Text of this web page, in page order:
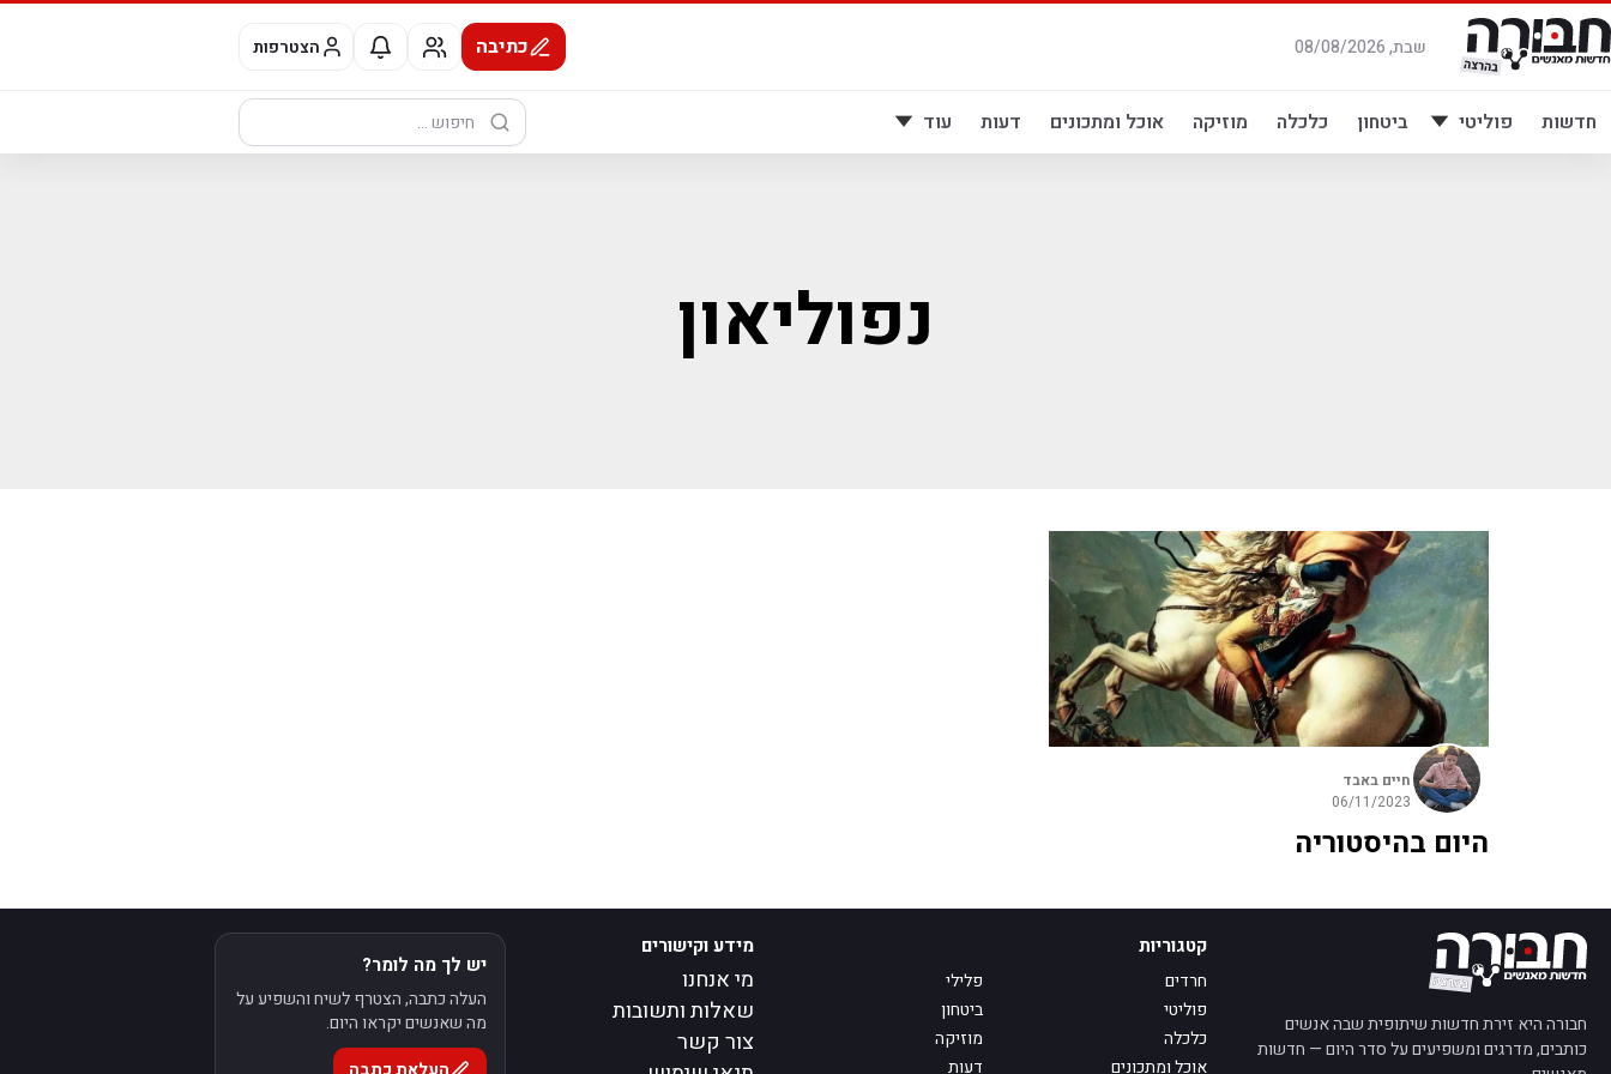
דלג
לתוכן
שבת, 08/08/2026 כתיבה הצטרפות
חדשות פוליטי ביטחון כלכלה מוזיקה אוכל ומתכונים דעות עוד
חיפוש:
נפוליאון
חיים באבד
06/11/2023
היום בהיסטוריה
חבורה היא זירת חדשות שיתופית שבה אנשים
כותבים, מדרגים ומשפיעים על סדר היום — חדשות
קטגוריות
חרדים
פלילי
פוליטי
ביטחון
כלכלה
מוזיקה
אוכל ומתכונים
דעות
מידע וקישורים
מי אנחנו
שאלות ותשובות
צור קשר
יש לך מה לומר?
העלה כתבה, הצטרף לשיח והשפיע על
מה שאנשים יקראו היום.